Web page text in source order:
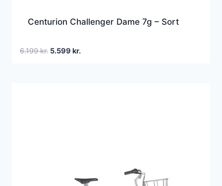
Centurion Challenger Dame 7g – Sort
6.199kr. Den
5.599 kr.Den